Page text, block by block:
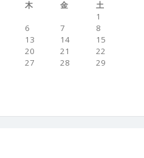
木 金
土
1
6 7
8
13 14
15
20 21
22
27 28
29